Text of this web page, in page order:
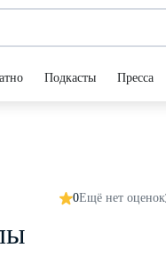
Подкасты Пресса
0Ещё нет оценок